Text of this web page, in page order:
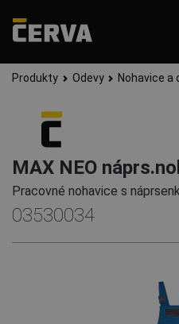
Produkty Odevy Nohavice a
MAX NEO
Pracovné nohavice s
03530034